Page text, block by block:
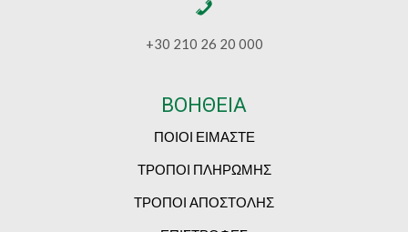
+30 210 26 20 000
ΒΟΗΘΕΙΑ
ΠΟΙΟΙ ΕΙΜΑΣΤΕ
ΤΡΟΠΟΙ ΠΛΗΡΩΜΗΣ
ΤΡΟΠΟΙ ΑΠΟΣΤΟΛΗΣ